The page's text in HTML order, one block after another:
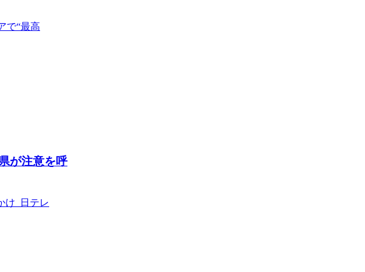
で“最高
が注意を呼
け 日テレ